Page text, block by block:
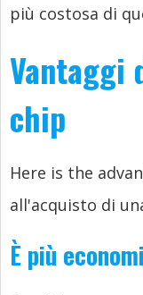
più costosa di
Vantaggi
chip
Here is the
all'acquisto di
È più